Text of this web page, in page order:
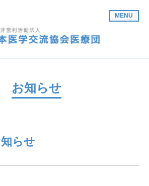
MENU
お知らせ
らせ